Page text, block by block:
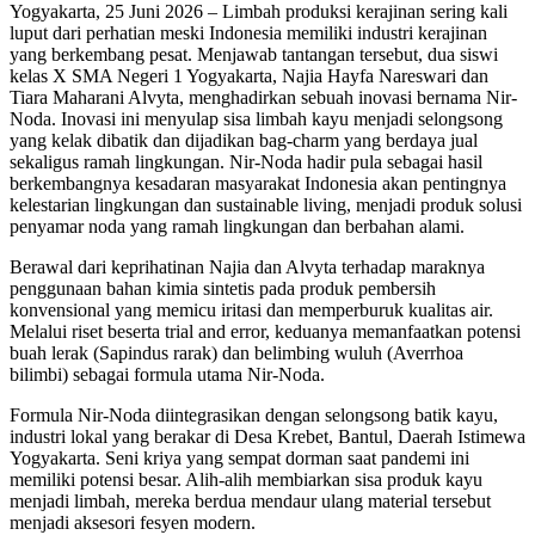
Yogyakarta, 25 Juni 2026 – Limbah produksi kerajinan sering kali
luput dari perhatian meski Indonesia memiliki industri kerajinan
yang berkembang pesat. Menjawab tantangan tersebut, dua siswi
kelas X SMA Negeri 1 Yogyakarta, Najia Hayfa Nareswari dan
Tiara Maharani Alvyta, menghadirkan sebuah inovasi bernama Nir-
Noda. Inovasi ini menyulap sisa limbah kayu menjadi selongsong
yang kelak dibatik dan dijadikan bag-charm yang berdaya jual
sekaligus ramah lingkungan. Nir-Noda hadir pula sebagai hasil
berkembangnya kesadaran masyarakat Indonesia akan pentingnya
kelestarian lingkungan dan sustainable living, menjadi produk solusi
penyamar noda yang ramah lingkungan dan berbahan alami.
Berawal dari keprihatinan Najia dan Alvyta terhadap maraknya
penggunaan bahan kimia sintetis pada produk pembersih
konvensional yang memicu iritasi dan memperburuk kualitas air.
Melalui riset beserta trial and error, keduanya memanfaatkan potensi
buah lerak (Sapindus rarak) dan belimbing wuluh (Averrhoa
bilimbi) sebagai formula utama Nir-Noda.
Formula Nir-Noda diintegrasikan dengan selongsong batik kayu,
industri lokal yang berakar di Desa Krebet, Bantul, Daerah Istimewa
Yogyakarta. Seni kriya yang sempat dorman saat pandemi ini
memiliki potensi besar. Alih-alih membiarkan sisa produk kayu
menjadi limbah, mereka berdua mendaur ulang material tersebut
menjadi aksesori fesyen modern.